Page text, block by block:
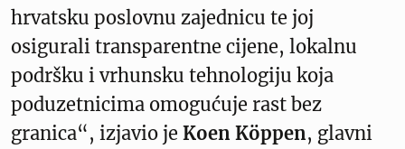
hrvatsku poslovnu zajednicu te joj
osigurali transparentne cijene, lokalnu
podršku i vrhunsku tehnologiju koja
poduzetnicima omogućuje rast bez
granica“, izjavio je Koen Köppen, glavni